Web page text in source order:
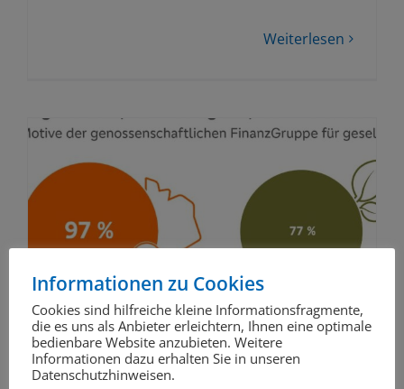
Weiterlesen
Informationen zu Cookies
Cookies sind hilfreiche kleine Informationsfragmente,
die es uns als Anbieter erleichtern, Ihnen eine optimale
bedienbare Website anzubieten. Weitere
Informationen dazu erhalten Sie in unseren
Datenschutzhinweisen.